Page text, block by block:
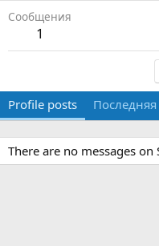
Сообщения
1
Profile posts
There are no messages